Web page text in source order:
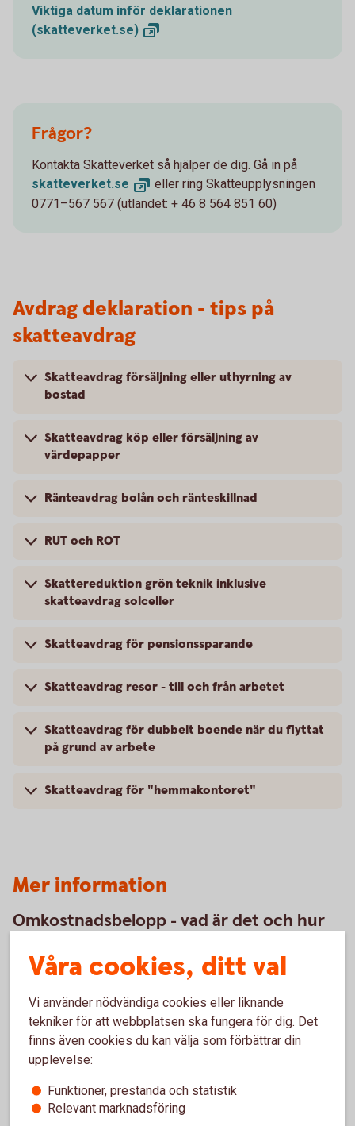
Viktiga datum inför deklarationen
(skatteverket.se)
Frågor?
Kontakta Skatteverket så hjälper de dig. Gå in på
skatteverket.se
eller ring Skatteupplysningen
0771–567 567 (utlandet: + 46 8 564 851 60)
Avdrag deklaration - tips på
skatteavdrag
Skatteavdrag försäljning eller uthyrning av
bostad
Skatteavdrag köp eller försäljning av
värdepapper
Ränteavdrag bolån och ränteskillnad
RUT och ROT
Skattereduktion grön teknik inklusive
skatteavdrag solceller
Skatteavdrag för pensionssparande
Skatteavdrag resor - till och från arbetet
Skatteavdrag för dubbelt boende när du flyttat
på grund av arbete
Skatteavdrag för "hemmakontoret"
Mer information
Omkostnadsbelopp - vad är det och hur
När du säljer aktier, och andra värdepapper, så redovisar du
försäljningen i din deklaration. I samband med detta ska du
räkna ut och fylla i omkostnadsbeloppet för din försäljning.
Omkostnadsbeloppet är summan av dina
anskaffningsutgifter - oftast det belopp du sammanlagt har
betalat för dina värdepapper. Du behöver ditt
försäljningspris och ditt omkostnadsbelopp när du ska
Våra cookies, ditt val
Vi använder nödvändiga cookies eller liknande
tekniker för att webbplatsen ska fungera för dig. Det
finns även cookies du kan välja som förbättrar din
upplevelse:
Funktioner, prestanda och statistik
Relevant marknadsföring